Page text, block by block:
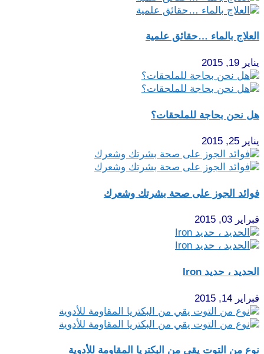
العلاج بالماء …حقائق علمية
يناير 19, 2015
هل نحن بحاجة للملحقات؟
يناير 25, 2015
فوائد الجوز على صحة بشرتك وشعرك
فبراير 03, 2015
الحديد ، حديد Iron
فبراير 14, 2015
نوع من التوت يقي من البكتريا المقاومة للأدوية